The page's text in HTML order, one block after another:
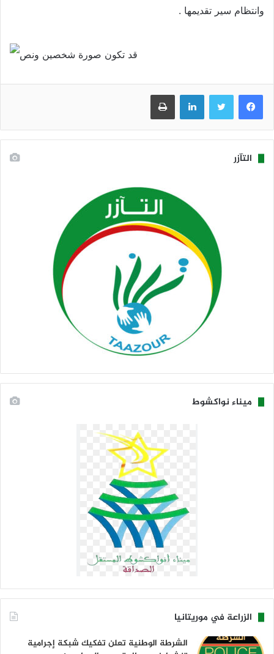
وانتظام سير تقديمها .
فيسبوك تويتر لينكدإن طباعة
التآزر
ميناء نواكشوط
الزراعة في موريتانيا
الشرطة الوطنية تعلن تفكيك شبكة إجرامية